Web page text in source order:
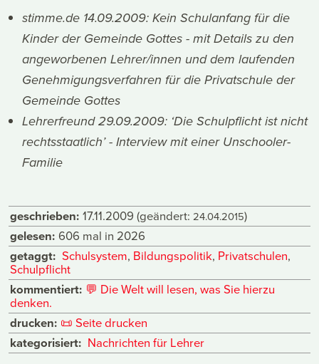
stimme.de 14.09.2009: Kein Schulanfang für die
Kinder der Gemeinde Gottes - mit Details zu den
angeworbenen Lehrer/innen und dem laufenden
Genehmigungsverfahren für die Privatschule der
Gemeinde Gottes
Lehrerfreund 29.09.2009: ‘Die Schulpflicht ist nicht
rechtsstaatlich’ - Interview mit einer Unschooler-
Familie
geschrieben: 17.11.2009 (geändert: 24.04.2015)
gelesen: 606 mal in 2026
getaggt: Schulsystem, Bildungspolitik, Privatschulen,
Schulpflicht
kommentiert: 💬 Die Welt will lesen, was Sie hierzu
denken.
drucken: 📜 Seite drucken
kategorisiert: Nachrichten für Lehrer